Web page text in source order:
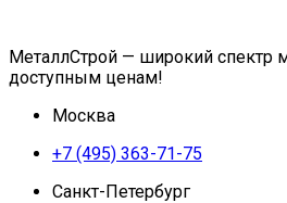
МеталлСтрой — широкий спектр
доступным ценам!
Москва
+7 (495) 363-71-75
Санкт-Петербург